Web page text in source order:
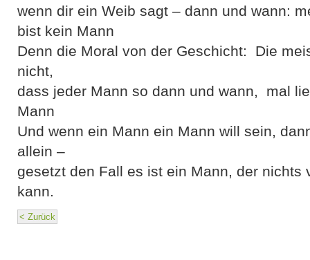
wenn dir ein Weib sagt – dann und wann:
bist kein Mann
Denn die Moral von der Geschicht: Die
nicht,
dass jeder Mann so dann und wann, mal
Mann
Und wenn ein Mann ein Mann will sein,
allein –
gesetzt den Fall es ist ein Mann, der nichts
kann.
< Zurück